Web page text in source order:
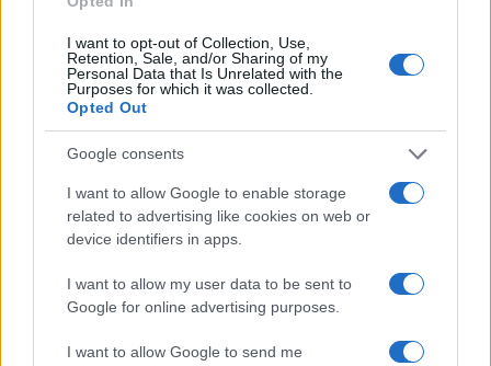
I want to opt-out of Collection, Use,
Retention, Sale, and/or Sharing of my
Personal Data that Is Unrelated with the
Purposes for which it was collected.
Opted Out
Google consents
I want to allow Google to enable storage
related to advertising like cookies on web or
device identifiers in apps.
I want to allow my user data to be sent to
Google for online advertising purposes.
I want to allow Google to send me
Όροι Χρήσης. Το site προστατεύεται από reCAPTCHA, ισχύουν
Πολιτική Απορρήτου& Όροι Χρήσηςτης Google.
Tasteit
Share:
Ακολουθήστε το Νewsit.gr στοGoogle News
ενημερωθείτε πρώτοι για όλη την ειδησεογραφία και τα
τελευταία νέα
της ημέρας